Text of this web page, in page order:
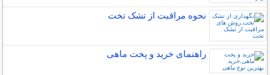
نحوه مراقبت از تشک تخت
راهنمای خرید و پخت ماهی